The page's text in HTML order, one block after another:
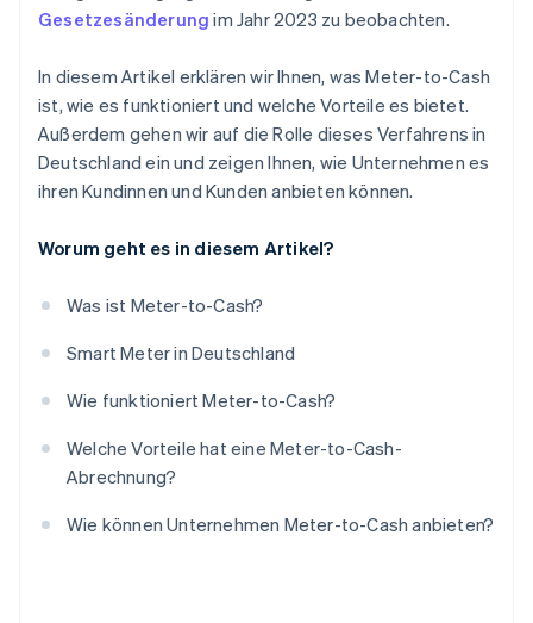
Gesetzesänderung im Jahr 2023 zu beobachten.
In diesem Artikel erklären wir Ihnen, was Meter-to-Cash
ist, wie es funktioniert und welche Vorteile es bietet.
Außerdem gehen wir auf die Rolle dieses Verfahrens in
Deutschland ein und zeigen Ihnen, wie Unternehmen es
ihren Kundinnen und Kunden anbieten können.
Worum geht es in diesem Artikel?
Was ist Meter-to-Cash?
Smart Meter in Deutschland
Wie funktioniert Meter-to-Cash?
Welche Vorteile hat eine Meter-to-Cash-
Abrechnung?
Wie können Unternehmen Meter-to-Cash anbieten?